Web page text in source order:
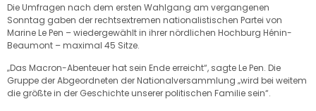
Die Umfragen nach dem ersten Wahlgang am vergangenen
Sonntag gaben der rechtsextremen nationalistischen Partei von
Marine Le Pen – wiedergewählt in ihrer nördlichen Hochburg Hénin-
Beaumont – maximal 45 Sitze.
„Das Macron-Abenteuer hat sein Ende erreicht“, sagte Le Pen. Die
Gruppe der Abgeordneten der Nationalversammlung „wird bei weitem
die größte in der Geschichte unserer politischen Familie sein“.